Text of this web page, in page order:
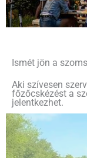
Ismét jön a
Aki szívesen
főzőcskézést a
jelentkezhet.